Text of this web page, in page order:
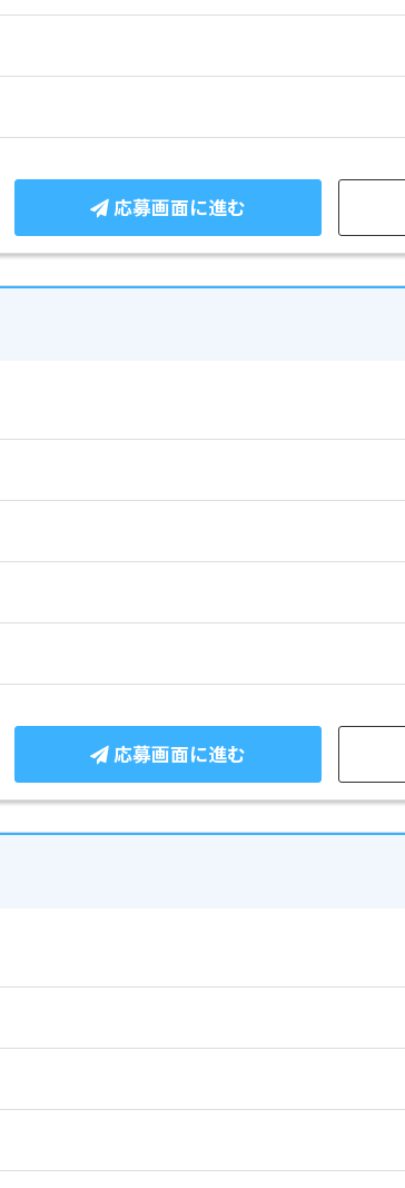
応募画面に進む
応募画面に進む